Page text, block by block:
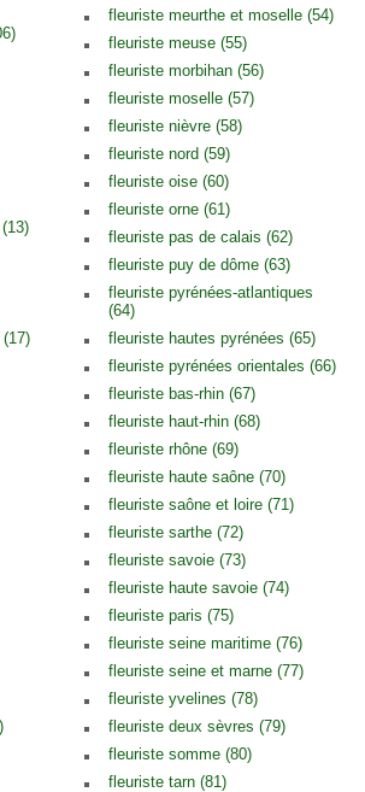
fleuriste meurthe et moselle (54)
fleuriste meuse (55)
fleuriste morbihan (56)
fleuriste moselle (57)
fleuriste nièvre (58)
fleuriste nord (59)
fleuriste oise (60)
fleuriste orne (61)
fleuriste pas de calais (62)
fleuriste puy de dôme (63)
fleuriste pyrénées-atlantiques
(64)
fleuriste hautes pyrénées (65)
fleuriste pyrénées orientales (66)
fleuriste bas-rhin (67)
fleuriste haut-rhin (68)
fleuriste rhône (69)
fleuriste haute saône (70)
fleuriste saône et loire (71)
fleuriste sarthe (72)
fleuriste savoie (73)
fleuriste haute savoie (74)
fleuriste paris (75)
fleuriste seine maritime (76)
fleuriste seine et marne (77)
fleuriste yvelines (78)
fleuriste deux sèvres (79)
fleuriste somme (80)
fleuriste tarn (81)